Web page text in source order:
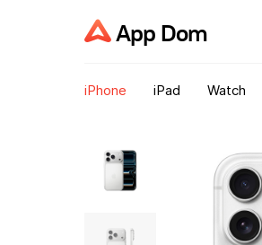
App Dom
iPhone iPad Watch